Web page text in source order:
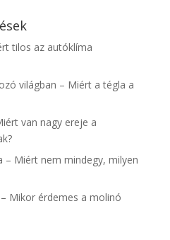
tilos az autóklíma
világban – Miért a tégla a
van nagy ereje a
– Miért nem mindegy, milyen
Mikor érdemes a molinó